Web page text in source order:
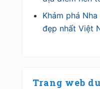
Khám phá
đẹp nhất Việt
Trang web